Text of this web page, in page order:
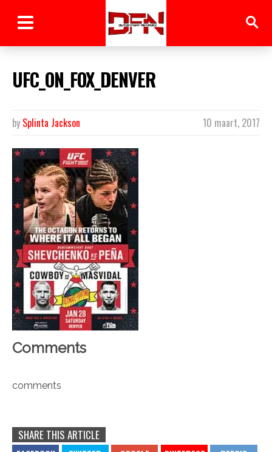
UFC_ON_FOX_DENVER
10 maart, 2017
by Splinta Jackson
Comments
comments
SHARE THIS ARTICLE